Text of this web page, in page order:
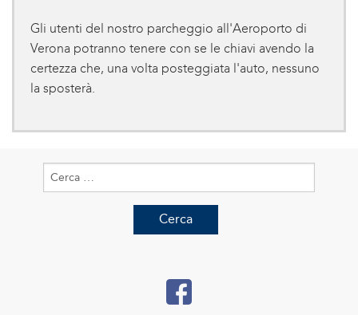
Gli utenti del nostro parcheggio all'Aeroporto di
Verona potranno tenere con se le chiavi avendo la
certezza che, una volta posteggiata l'auto, nessuno
la sposterà.